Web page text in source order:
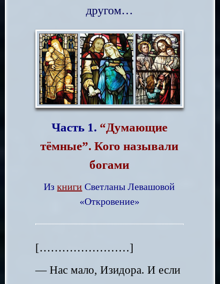
другом…
Часть 1. “Думающие
тёмные”.Кого называли
богами
Из книги Светланы Левашовой
«Откровение»
[……………………]
— Нас мало, Изидора. И если